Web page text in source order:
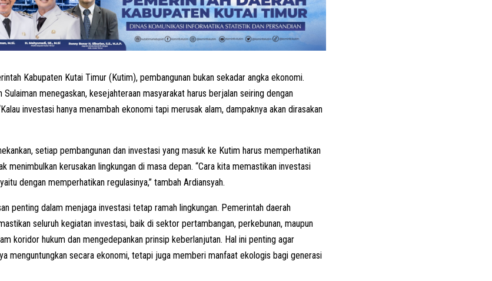
Kabupaten Kutai Timur (Kutim), pembangunan bukan sekadar angka ekonomi.
Sulaiman menegaskan, kesejahteraan masyarakat harus berjalan seiring dengan
investasi hanya menambah ekonomi tapi merusak alam, dampaknya akan dirasakan
setiap pembangunan dan investasi yang masuk ke Kutim harus memperhatikan
menimbulkan kerusakan lingkungan di masa depan. “Cara kita memastikan investasi
dengan memperhatikan regulasinya,” tambah Ardiansyah.
penting dalam menjaga investasi tetap ramah lingkungan. Pemerintah daerah
seluruh kegiatan investasi, baik di sektor pertambangan, perkebunan, maupun
koridor hukum dan mengedepankan prinsip keberlanjutan. Hal ini penting agar
menguntungkan secara ekonomi, tetapi juga memberi manfaat ekologis bagi generasi